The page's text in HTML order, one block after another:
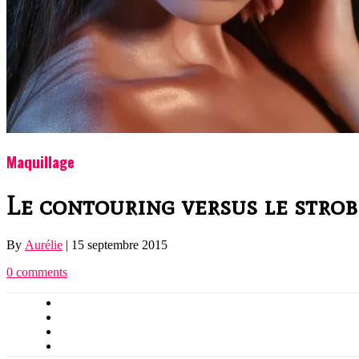
Maquillage
Le contouring versus le
By Aurélie | 15 septembre 2015
0 comments